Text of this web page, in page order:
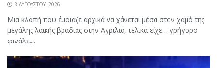
8 ΑΥΓΟΎΣΤΟΥ, 2026
Μια κλοπή που έμοιαζε αρχικά να χάνεται μέσα στον χαμό της
μεγάλης λαϊκής βραδιάς στην Αγριλιά, τελικά είχε… γρήγορο
φινάλε....